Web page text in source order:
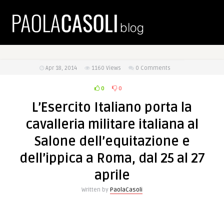
Apr 18, 2014 1160 Views 0 Comments
0 0
L’Esercito Italiano porta la
cavalleria militare italiana al
Salone dell’equitazione e
dell’ippica a Roma, dal 25 al 27
aprile
Written by PaolaCasoli